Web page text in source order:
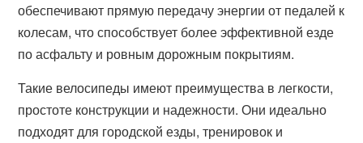
обеспечивают прямую передачу энергии от педалей к
колесам, что способствует более эффективной езде
по асфальту и ровным дорожным покрытиям.
Такие велосипеды имеют преимущества в легкости,
простоте конструкции и надежности. Они идеально
подходят для городской езды, тренировок и